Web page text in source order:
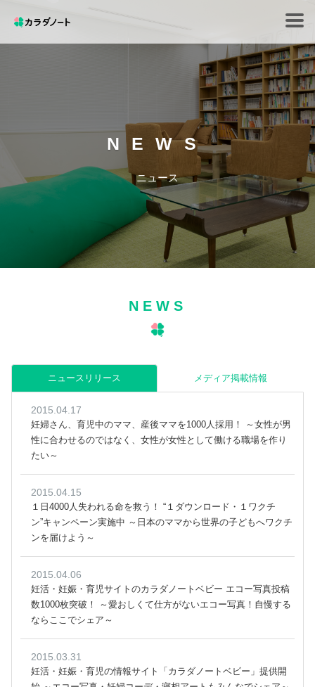
NEWS
ニュース
NEWS
ニュースリリース メディア掲載情報
2015.04.17
妊婦さん、育児中のママ、産後ママを1000人採用！ ～女性が男
性に合わせるのではなく、女性が女性として働ける職場を作り
たい～
2015.04.15
１日4000人失われる命を救う！ “１ダウンロード・１ワクチ
ン”キャンペーン実施中 ～日本のママから世界の子どもへワクチ
ンを届けよう～
2015.04.06
妊活・妊娠・育児サイトのカラダノートベビー エコー写真投稿
数1000枚突破！ ～愛おしくて仕方がないエコー写真！自慢する
ならここでシェア～
2015.03.31
妊活・妊娠・育児の情報サイト「カラダノートベビー」提供開